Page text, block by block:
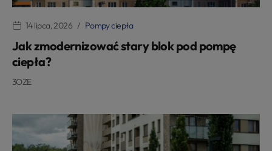
14 lipca, 2026 Pompy ciepła
Jak zmodernizować stary blok pod pompę
ciepła?
3OZE